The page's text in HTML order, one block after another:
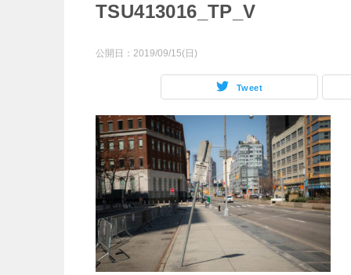
TSU413016_TP_V
公開日： 2019/09/15(日)
Tweet